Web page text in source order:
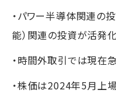
・パワー半導体関連の
能）関連の投資が活発
・時間外取引では現在
・株価は2024年5月上